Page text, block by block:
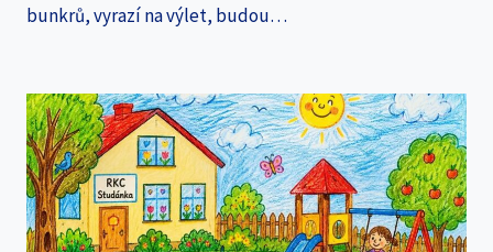
bunkrů, vyrazí na výlet, budou…